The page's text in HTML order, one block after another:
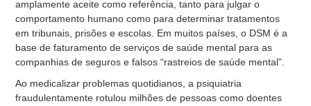
amplamente aceite como referência, tanto para julgar o
comportamento humano como para determinar tratamentos
em tribunais, prisões e escolas. Em muitos países, o DSM é a
base de faturamento de serviços de saúde mental para as
companhias de seguros e falsos “rastreios de saúde mental”.
Ao medicalizar problemas quotidianos, a psiquiatria
fraudulentamente rotulou milhões de pessoas como doentes